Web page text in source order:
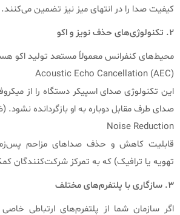
کیفیت صدا را در انتهای میز نیز تضمین می‌کنند.
۲. تکنولوژی‌های حذف نویز و اکو
محیط‌های کنفرانس معمولاً مستعد تولید اکو
Acoustic Echo Cancellation (AEC)
این تکنولوژی صدای اسپیکر دستگاه را از
صدای طرف مقابل دوباره به او بازگردانده نشود.
Noise Reduction
قابلیت کاهش و حذف صداهای مزاحم
تهویه یا ترافیک) که به تمرکز شرکت‌کنندگان
۳. سازگاری با پلتفرم‌های مختلف
اگر سازمان شما از پلتفرم‌های ارتباطی